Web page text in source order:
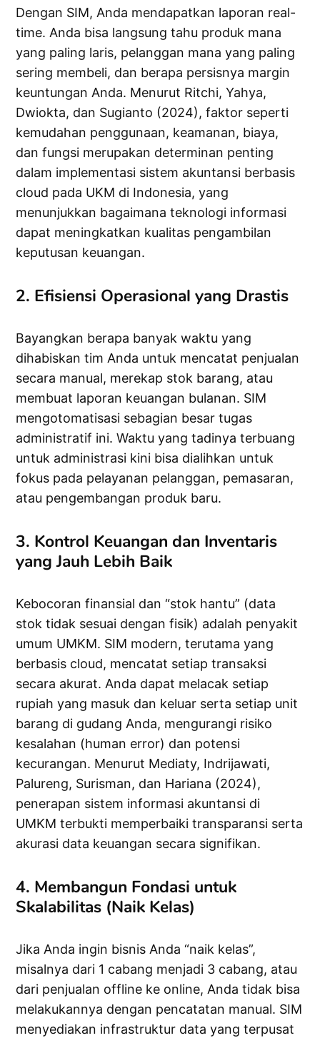
Dengan SIM, Anda mendapatkan laporan real-
time. Anda bisa langsung tahu produk mana
yang paling laris, pelanggan mana yang paling
sering membeli, dan berapa persisnya margin
keuntungan Anda. Menurut Ritchi, Yahya,
Dwiokta, dan Sugianto (2024), faktor seperti
kemudahan penggunaan, keamanan, biaya,
dan fungsi merupakan determinan penting
dalam implementasi sistem akuntansi berbasis
cloud pada UKM di Indonesia, yang
menunjukkan bagaimana teknologi informasi
dapat meningkatkan kualitas pengambilan
keputusan keuangan.
2. Efisiensi Operasional yang Drastis
Bayangkan berapa banyak waktu yang
dihabiskan tim Anda untuk mencatat penjualan
secara manual, merekap stok barang, atau
membuat laporan keuangan bulanan. SIM
mengotomatisasi sebagian besar tugas
administratif ini. Waktu yang tadinya terbuang
untuk administrasi kini bisa dialihkan untuk
fokus pada pelayanan pelanggan, pemasaran,
atau pengembangan produk baru.
3. Kontrol Keuangan dan Inventaris
yang Jauh Lebih Baik
Kebocoran finansial dan “stok hantu” (data
stok tidak sesuai dengan fisik) adalah penyakit
umum UMKM. SIM modern, terutama yang
berbasis cloud, mencatat setiap transaksi
secara akurat. Anda dapat melacak setiap
rupiah yang masuk dan keluar serta setiap unit
barang di gudang Anda, mengurangi risiko
kesalahan (human error) dan potensi
kecurangan. Menurut Mediaty, Indrijawati,
Palureng, Surisman, dan Hariana (2024),
penerapan sistem informasi akuntansi di
UMKM terbukti memperbaiki transparansi serta
akurasi data keuangan secara signifikan.
4. Membangun Fondasi untuk
Skalabilitas (Naik Kelas)
Jika Anda ingin bisnis Anda “naik kelas”,
misalnya dari 1 cabang menjadi 3 cabang, atau
dari penjualan offline ke online, Anda tidak bisa
melakukannya dengan pencatatan manual. SIM
menyediakan infrastruktur data yang terpusat